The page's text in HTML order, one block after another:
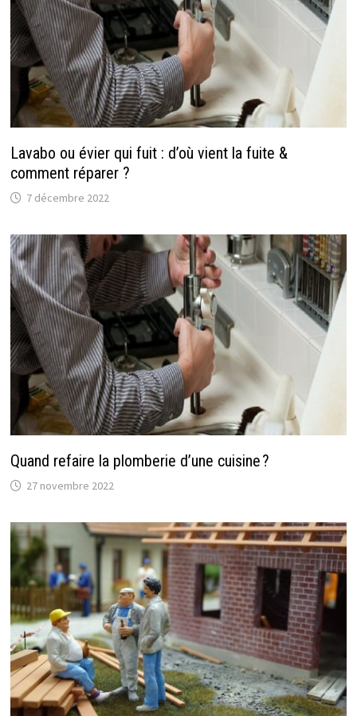
Lavabo ou évier qui fuit : d’où vient la fuite &
comment réparer ?
7 décembre 2022
Quand refaire la plomberie d’une cuisine ?
27 novembre 2022